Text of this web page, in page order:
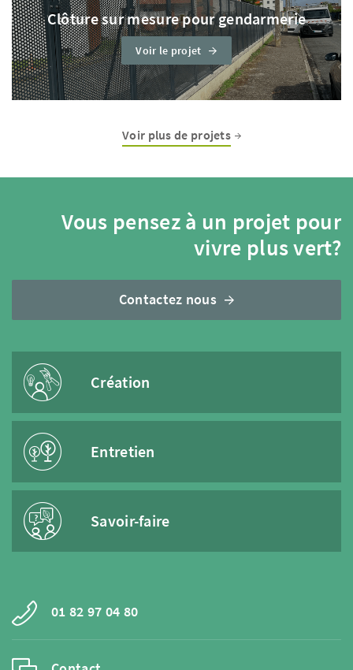
Clôture sur mesure pour gendarmerie
Voir le projet
Voir plus de projets
Vous pensez à un projet pour
vivre plus vert?
Contactez nous
Création
Entretien
Savoir-faire
01 82 97 04 80